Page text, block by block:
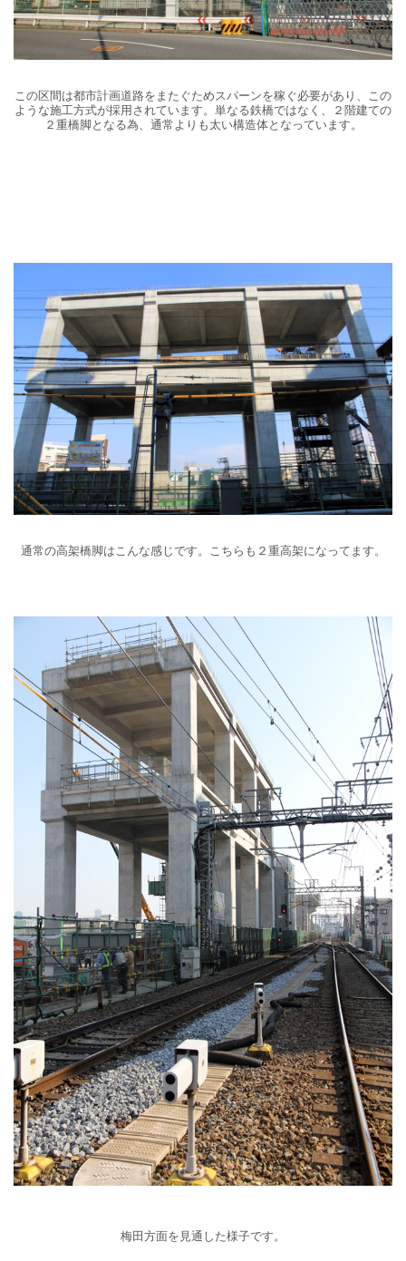
この区間は都市計画道路をまたぐためスパーンを稼ぐ必要があり、この
ような施工方式が採用されています。単なる鉄橋ではなく、２階建ての
２重橋脚となる為、通常よりも太い構造体となっています。
通常の高架橋脚はこんな感じです。こちらも２重高架になってます。
梅田方面を見通した様子です。